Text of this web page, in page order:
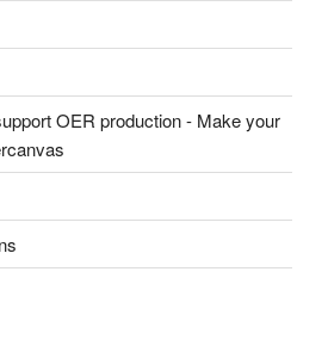
OER production - Make your